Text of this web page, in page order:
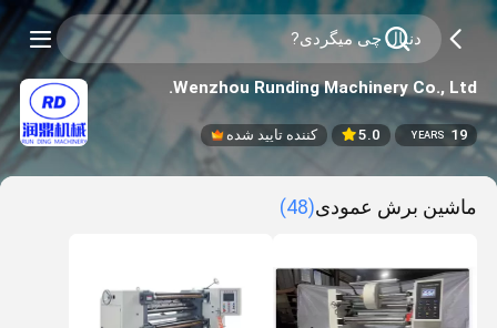
Wenzhou Runding Machinery Co., Ltd.
19
YEARS
5.0 کننده تایید شده
ماشین برش عمودی(48)